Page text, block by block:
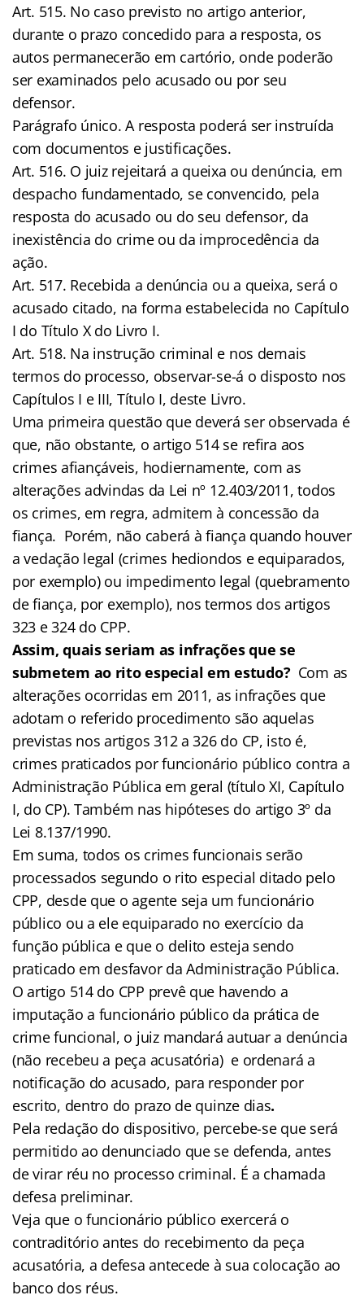
Art. 515. No caso previsto no artigo anterior,
durante o prazo concedido para a resposta, os
autos permanecerão em cartório, onde poderão
ser examinados pelo acusado ou por seu
defensor.
Parágrafo único. A resposta poderá ser instruída
com documentos e justificações.
Art. 516. O juiz rejeitará a queixa ou denúncia, em
despacho fundamentado, se convencido, pela
resposta do acusado ou do seu defensor, da
inexistência do crime ou da improcedência da
ação.
Art. 517. Recebida a denúncia ou a queixa, será o
acusado citado, na forma estabelecida no Capítulo
I do Título X do Livro I.
Art. 518. Na instrução criminal e nos demais
termos do processo, observar-se-á o disposto nos
Capítulos I e III, Título I, deste Livro.
Uma primeira questão que deverá ser observada é
que, não obstante, o artigo 514 se refira aos
crimes afiançáveis, hodiernamente, com as
alterações advindas da Lei nº 12.403/2011, todos
os crimes, em regra, admitem à concessão da
fiança. Porém, não caberá à fiança quando houver
a vedação legal (crimes hediondos e equiparados,
por exemplo) ou impedimento legal (quebramento
de fiança, por exemplo), nos termos dos artigos
323 e 324 do CPP.
Assim, quais seriam as infrações que se
submetem ao rito especial em estudo?Com as
alterações ocorridas em 2011, as infrações que
adotam o referido procedimento são aquelas
previstas nos artigos 312 a 326 do CP, isto é,
crimes praticados por funcionário público contra a
Administração Pública em geral (título XI, Capítulo
I, do CP). Também nas hipóteses do artigo 3º da
Lei 8.137/1990.
Em suma, todos os crimes funcionais serão
processados segundo o rito especial ditado pelo
CPP, desde que o agente seja um funcionário
público ou a ele equiparado no exercício da
função pública e que o delito esteja sendo
praticado em desfavor da Administração Pública.
O artigo 514 do CPP prevê que havendo a
imputação a funcionário público da prática de
crime funcional, o juiz mandará autuar a denúncia
(não recebeu a peça acusatória) e ordenará a
notificação do acusado, para responder por
escrito, dentro do prazo de quinze dias.
Pela redação do dispositivo, percebe-se que será
permitido ao denunciado que se defenda, antes
de virar réu no processo criminal. É a chamada
defesa preliminar.
Veja que o funcionário público exercerá o
contraditório antes do recebimento da peça
acusatória, a defesa antecede à sua colocação ao
banco dos réus.